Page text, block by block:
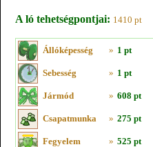
A ló tehetségpontjai: 1410 pt
Állóképesség » 1 pt
Sebesség » 1 pt
Jármód » 608 pt
Csapatmunka » 275 pt
Fegyelem » 525 pt